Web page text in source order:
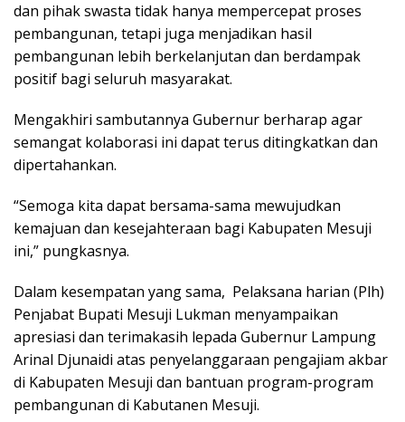
dan pihak swasta tidak hanya mempercepat proses
pembangunan, tetapi juga menjadikan hasil
pembangunan lebih berkelanjutan dan berdampak
positif bagi seluruh masyarakat.
Mengakhiri sambutannya Gubernur berharap agar
semangat kolaborasi ini dapat terus ditingkatkan dan
dipertahankan.
“Semoga kita dapat bersama-sama mewujudkan
kemajuan dan kesejahteraan bagi Kabupaten Mesuji
ini,” pungkasnya.
Dalam kesempatan yang sama, Pelaksana harian (Plh)
Penjabat Bupati Mesuji Lukman menyampaikan
apresiasi dan terimakasih lepada Gubernur Lampung
Arinal Djunaidi atas penyelanggaraan pengajiam akbar
di Kabupaten Mesuji dan bantuan program-program
pembangunan di Kabutanen Mesuji.